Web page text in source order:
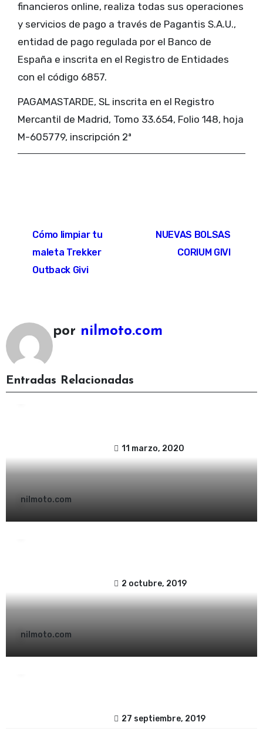
financieros online, realiza todas sus operaciones
y servicios de pago a través de Pagantis S.A.U.,
entidad de pago regulada por el Banco de
España e inscrita en el Registro de Entidades
con el código 6857.
PAGAMASTARDE, SL inscrita en el Registro
Mercantil de Madrid, Tomo 33.654, Folio 148, hoja
M-605779, inscripción 2ª
Cómo limpiar tu
maleta Trekker
Outback Givi
NUEVAS BOLSAS
CORIUM GIVI
por nilmoto.com
Entradas Relacionadas
Sin categoría
nilmoto.com
11 marzo, 2020
nilmoto.com
2 octubre, 2019
27 septiembre, 2019